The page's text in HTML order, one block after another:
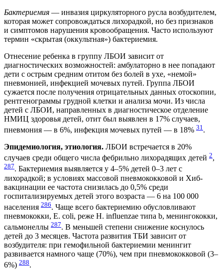
Бактериемия — инвазия циркуляторного русла возбудителем,
которая может сопровождаться лихорадкой, но без признаков
и симптомов нарушения кровообращения. Часто используют
термин «скрытая (оккультная») бактериемия.
Отнесение ребенка в группу ЛБОИ зависит от
диагностических возможностей: амбулаторно в нее попадают
дети с острым средним отитом без болей в ухе, «немой»
пневмонией, инфекцией мочевых путей. Группа ЛБОИ
сужается после получения отрицательных данных отоскопии,
рентгенограммы грудной клетки и анализа мочи. Из числа
детей с ЛБОИ, направленных в диагностическое отделение
НМИЦ здоровья детей, отит был выявлен в 17% случаев,
пневмония — в 6%, инфекция мочевых путей — в 18% 31 .
Эпидемиология, этиология. ЛБОИ встречается в 20%
случаев среди общего числа фебрильно лихорадящих детей 2,
287. Бактериемия выявляется у 4–5% детей 0–3 лет с
лихорадкой; в условиях массовой пневмококковой и Хиб-
вакцинации ее частота снизилась до 0,5% среди
госпитализируемых детей этого возраста — 6 на 100 000
населения 286. Чаще всего бактериемию обусловливают
пневмококки, E. coli, реже H. influenzae типа b, менингококки,
сальмонеллы 287. В меньшей степени снижение коснулось
детей до 3 месяцев. Частота развития ТБИ зависит от
возбудителя: при гемофильной бактериемии менингит
развивается намного чаще (70%), чем при пневмококковой (3–
6%) 288.